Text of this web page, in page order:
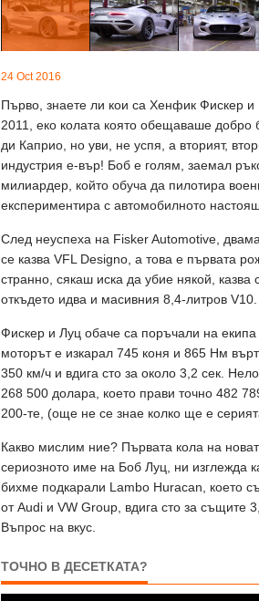
24 Oct 2016
Първо, знаете ли кои са Хенфик Фискер
2011, еко колата която обещаваше
ди Каприо, но уви, не успя, а вторият,
индустрия е-вър! Боб е голям, заемал
милиардер, който обуча да пилотира
експериментира с автомобилното
След неуспеха на Fisker Automotive,
се казва VFL Designo, а това е първата
странно, сякаш иска да убие някой,
откъдето идва и масивния 8,4-литров V10.
Фискер и Луц обаче са поръчали на екипа
моторът е изкарал 745 коня и 865 Нм
350 км/ч и вдига сто за около 3,2 сек.
268 500 долара, което прави точно 482
200-те, (още не се знае колко ще е
Какво мислим ние? Първата кола на
сериозното име на Боб Луц, ни изглежда
бихме подкарали Lambo Huracan, което
от Audi и VW Group, вдига сто за същите
Въпрос на вкус.
ТОЧНО В ДЕСЕТКАТА?